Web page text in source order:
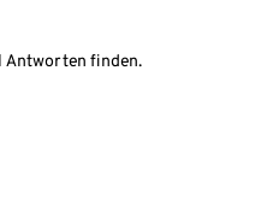
Antworten finden.